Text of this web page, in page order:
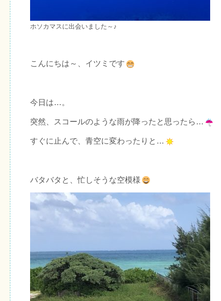
ホソカマスに出会いました～♪
こんにちは～、イツミです
今日は…。
突然、スコールのような雨が降ったと思ったら…
すぐに止んで、青空に変わったりと…
バタバタと、忙しそうな空模様